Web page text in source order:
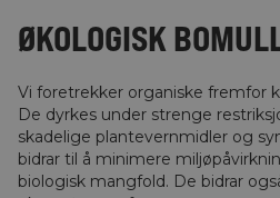
ØKOLOGISK
Vi foretrekker organiske fremfor
De dyrkes under strenge
skadelige plantevernmidler og
bidrar til å minimere
biologisk mangfold. De bidrar